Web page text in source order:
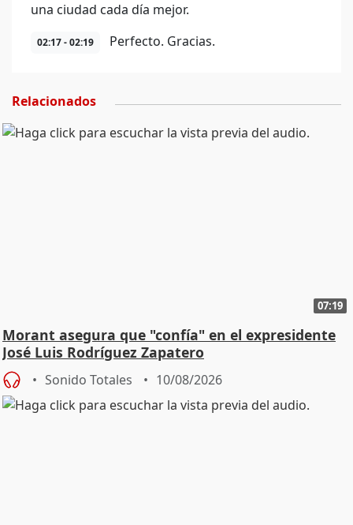
una ciudad cada día mejor.
02:17 - 02:19 Perfecto. Gracias.
Relacionados
07:19
Morant asegura que "confía" en el expresidente
José Luis Rodríguez Zapatero
Sonido Totales 10/08/2026